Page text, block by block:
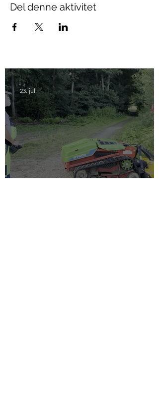
Del denne aktivitet
23. jul.